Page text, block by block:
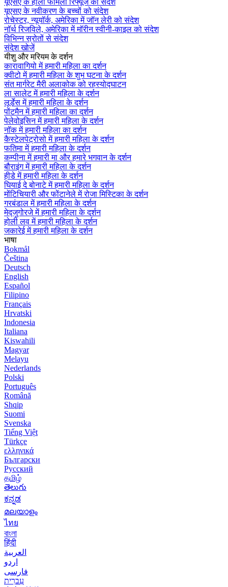
यूएसए के नवीकरण के बच्चों को संदेश
रोचेस्टर, न्यूयॉर्क, अमेरिका में जॉन लेरी को संदेश
नॉर्थ रिजविले, अमेरिका में मॉरीन स्वीनी-काइल को संदेश
विभिन्न स्रोतों से संदेश
संदेश खोजें
यीशु और मरियम के दर्शन
कारावागियो में हमारी महिला का दर्शन
क्वीटो में हमारी महिला के शुभ घटना के दर्शन
संत मार्गरेट मैरी अलाकोक को रहस्योद्घाटन
ला सालेट में हमारी महिला के दर्शन
लूर्डेस में हमारी महिला के दर्शन
पोंटमैन में हमारी महिला का दर्शन
पेलेवोइसिन में हमारी महिला के दर्शन
नॉक में हमारी महिला का दर्शन
कैस्टेलपेट्रोसो में हमारी महिला के दर्शन
फतिमा में हमारी महिला के दर्शन
कम्पीना में हमारी मा और हमारे भगवान के दर्शन
बौराइंग में हमारी महिला के दर्शन
हीडे में हमारी महिला के दर्शन
घियाई दे बोनाटे में हमारी महिला के दर्शन
मोंटिचियारी और फोंटानेले में रोजा मिस्टिका के दर्शन
गरबंडाल में हमारी महिला के दर्शन
मेद्जुगोरजे में हमारी महिला के दर्शन
होली लव में हमारी महिला के दर्शन
जकारेई में हमारी महिला के दर्शन
भाषा
Bokmål
Čeština
Deutsch
English
Español
Filipino
Français
Hrvatski
Indonesia
Italiana
Kiswahili
Magyar
Melayu
Nederlands
Polski
Português
Română
Shqip
Suomi
Svenska
Tiếng Việt
Türkçe
ελληνικά
Български
Русский
தமிழ்
తెలుగు
ಕನ್ನಡ
മലയാളം
ไทย
বাংলা
हिंदी
العربية
اردو
فارسی
עִברִית